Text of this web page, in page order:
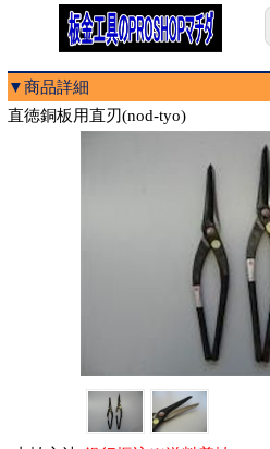
▼商品詳細
直徳銅板用直刃(nod-tyo)